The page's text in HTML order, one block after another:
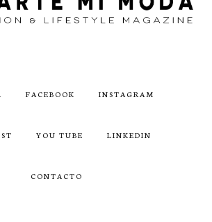
FACEBOOK INSTAGRAM
YOU TUBE LINKEDIN
CONTACTO